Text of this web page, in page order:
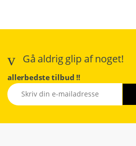
Gå aldrig glip af noget!
allerbedste tilbud !!